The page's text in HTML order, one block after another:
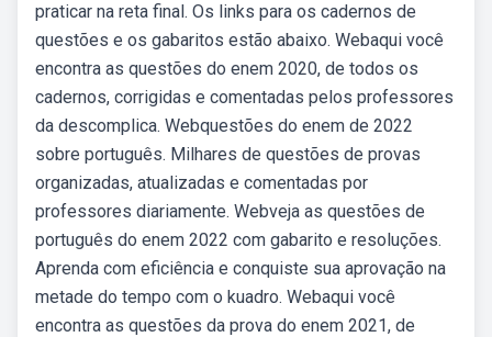
praticar na reta final. Os links para os cadernos de
questões e os gabaritos estão abaixo. Webaqui você
encontra as questões do enem 2020, de todos os
cadernos, corrigidas e comentadas pelos professores
da descomplica. Webquestões do enem de 2022
sobre português. Milhares de questões de provas
organizadas, atualizadas e comentadas por
professores diariamente. Webveja as questões de
português do enem 2022 com gabarito e resoluções.
Aprenda com eficiência e conquiste sua aprovação na
metade do tempo com o kuadro. Webaqui você
encontra as questões da prova do enem 2021, de